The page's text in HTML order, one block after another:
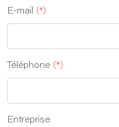
E-mail (*)
Téléphone (*)
Entreprise